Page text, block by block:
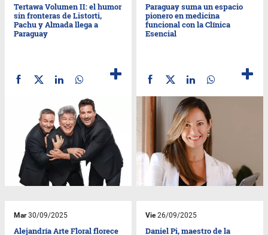
Tertawa Volumen II: el humor
sin fronteras de Listorti,
Pachu y Almada llega a
Paraguay
Paraguay suma un espacio
pionero en medicina
funcional con la Clínica
Esencial
Mar30/09/2025
Alejandría Arte Floral florece
Vie26/09/2025
Daniel Pi, maestro de la